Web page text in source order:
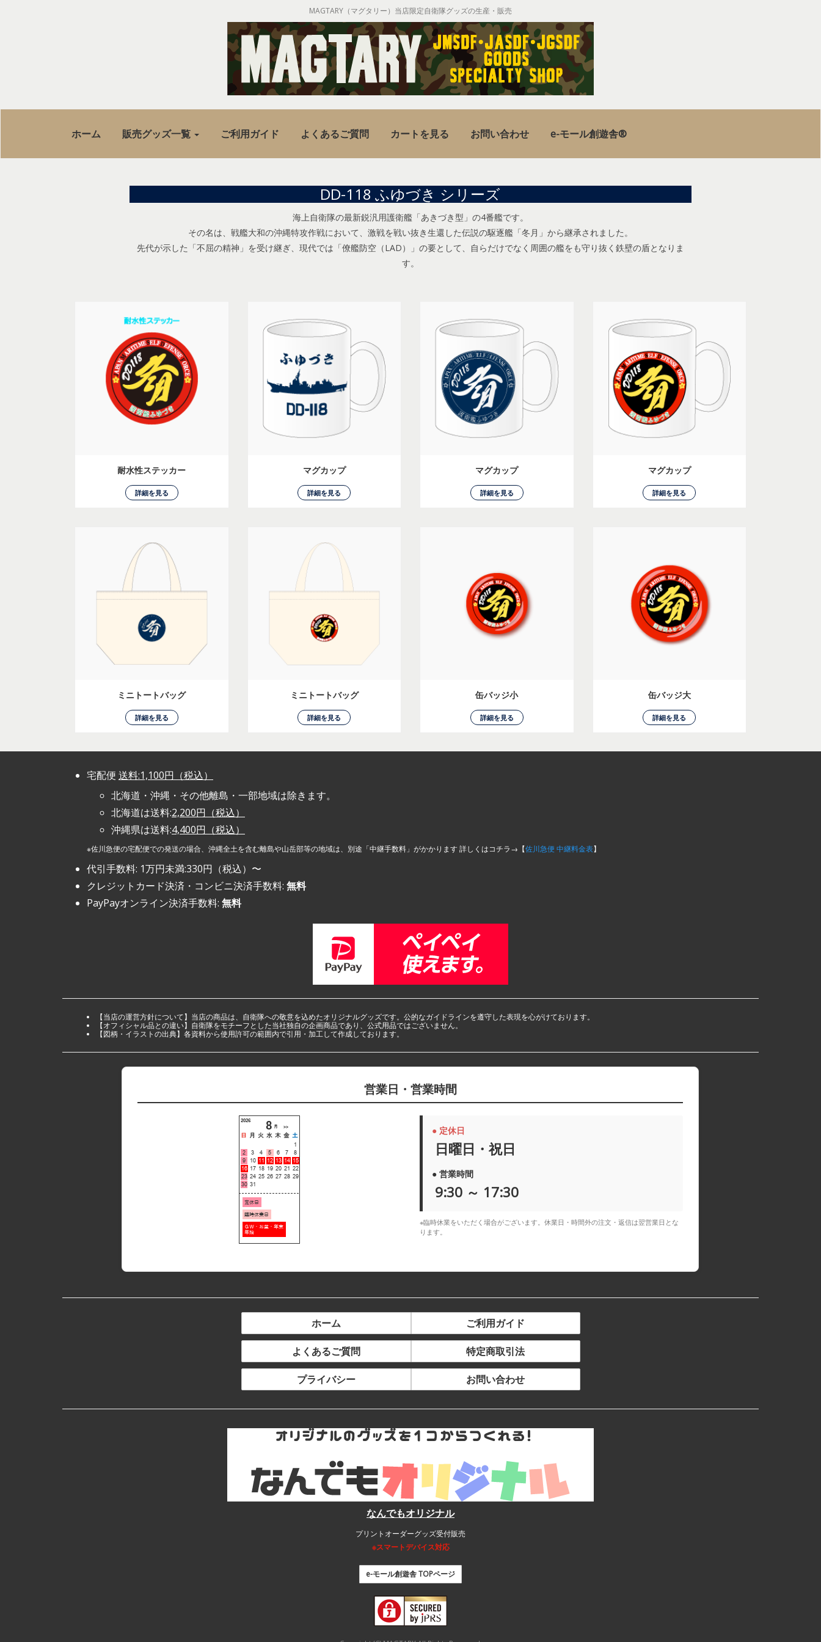
MAGTARY（マグタリー）当店限定自衛隊グッズの生産・販売
ホーム 販売グッズ一覧 ご利用ガイド よくあるご質問 カートを見る お問い合わせ e-モール創遊舎®
DD-118 ふゆづき シリーズ
海上自衛隊の最新鋭汎用護衛艦「あきづき型」の4番艦です。
その名は、戦艦大和の沖縄特攻作戦において、激戦を戦い抜き生還した伝説の駆逐艦「冬月」から継承されました。
先代が示した「不屈の精神」を受け継ぎ、現代では「僚艦防空（LAD）」の要として、自らだけでなく周囲の艦をも守り抜く鉄壁の盾となりま
す。
耐水性ステッカー
詳細を見る
マグカップ
詳細を見る
マグカップ
詳細を見る
マグカップ
詳細を見る
ミニトートバッグ
詳細を見る
ミニトートバッグ
詳細を見る
缶バッジ小
詳細を見る
缶バッジ大
詳細を見る
宅配便 送料:1,100円（税込）
北海道・沖縄・その他離島・一部地域は除きます。
北海道は送料:2,200円（税込）
沖縄県は送料:4,400円（税込）
※佐川急便の宅配便での発送の場合、沖縄全土を含む離島や山岳部等の地域は、別途「中継手数料」がかかります 詳しくはコチラ→【佐川急便 中継料金表】
代引手数料: 1万円未満:330円（税込）〜
クレジットカード決済・コンビニ決済手数料: 無料
PayPayオンライン決済手数料: 無料
【当店の運営方針について】当店の商品は、自衛隊への敬意を込めたオリジナルグッズです。公的なガイドラインを遵守した表現を心がけております。
【オフィシャル品との違い】自衛隊をモチーフとした当社独自の企画商品であり、公式用品ではございません。
【図柄・イラストの出典】各資料から使用許可の範囲内で引用・加工して作成しております。
営業日・営業時間
● 定休日
日曜日・祝日
● 営業時間
9:30 ～ 17:30
※臨時休業をいただく場合がございます。休業日・時間外の注文・返信は翌営業日とな
ります。
ホーム ご利用ガイド
よくあるご質問 特定商取引法
プライバシー お問い合わせ
なんでもオリジナル
プリントオーダーグッズ受付販売
※スマートデバイス対応
e-モール創遊舎 TOPページ